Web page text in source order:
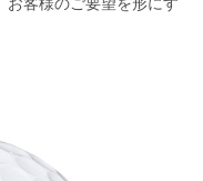
お客様のご要望を形にす